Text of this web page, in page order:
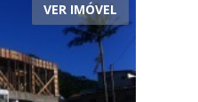
VER IMÓVEL